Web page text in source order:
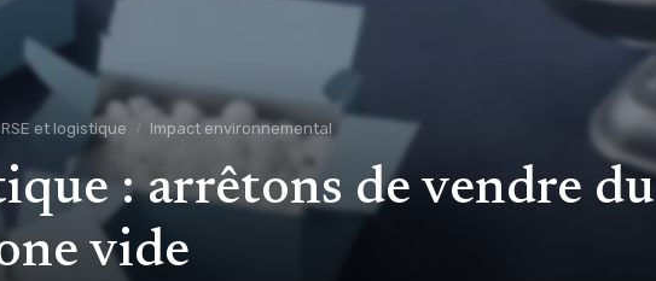
et logistique Impact environnemental
: arrêtons de vendre du
vide